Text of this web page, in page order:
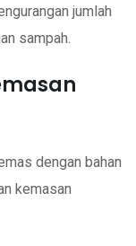
jumlah
sampah.
dengan bahan
kemasan